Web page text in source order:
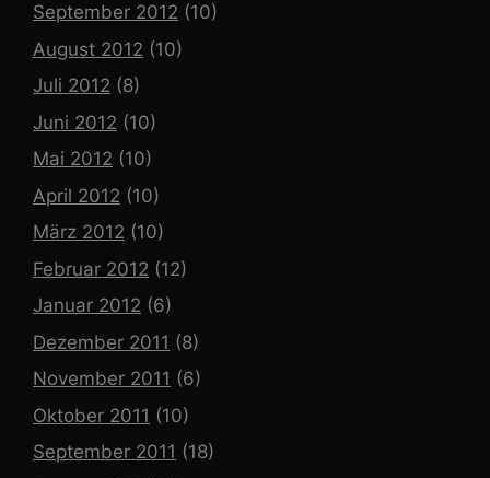
September 2012 (10)
August 2012 (10)
Juli 2012 (8)
Juni 2012 (10)
Mai 2012 (10)
April 2012 (10)
März 2012 (10)
Februar 2012 (12)
Januar 2012 (6)
Dezember 2011 (8)
November 2011 (6)
Oktober 2011 (10)
September 2011 (18)